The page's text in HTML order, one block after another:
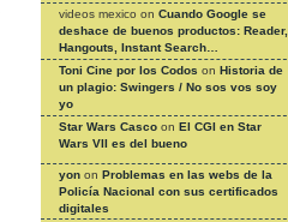
videos mexico on Cuando Google se
deshace de buenos productos: Reader,
Hangouts, Instant Search…
Toni Cine por los Codos on Historia de
un plagio: Swingers / No sos vos soy
yo
Star Wars Casco on El CGI en Star
Wars VII es del bueno
yon on Problemas en las webs de la
Policía Nacional con sus certificados
digitales